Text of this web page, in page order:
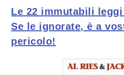
Le 22 immutabili
Se le ignorate, è a
pericolo!